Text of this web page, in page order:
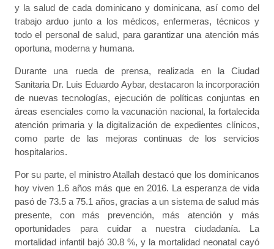
y la salud de cada dominicano y dominicana, así como del
trabajo arduo junto a los médicos, enfermeras, técnicos y
todo el personal de salud, para garantizar una atención más
oportuna, moderna y humana.
Durante una rueda de prensa, realizada en la Ciudad
Sanitaria Dr. Luis Eduardo Aybar, destacaron la incorporación
de nuevas tecnologías, ejecución de políticas conjuntas en
áreas esenciales como la vacunación nacional, la fortalecida
atención primaria y la digitalización de expedientes clínicos,
como parte de las mejoras continuas de los servicios
hospitalarios.
Por su parte, el ministro Atallah destacó que los dominicanos
hoy viven 1.6 años más que en 2016. La esperanza de vida
pasó de 73.5 a 75.1 años, gracias a un sistema de salud más
presente, con más prevención, más atención y más
oportunidades para cuidar a nuestra ciudadanía. La
mortalidad infantil bajó 30.8 %, y la mortalidad neonatal cayó